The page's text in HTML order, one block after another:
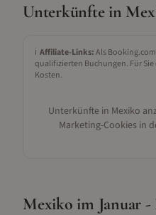
Unterkünfte in
ℹ️ Affiliate-Links:Als
qualifizierten Buchungen. Für
Kosten.
Unterkünfte in Mexiko
Marketing-Cookies in
Mexiko im Januar